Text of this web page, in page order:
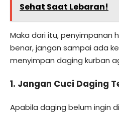
Sehat Saat Lebaran!
Maka dari itu, penyimpanan
benar, jangan sampai ada
menyimpan daging kurban
1. Jangan Cuci Daging
Apabila daging belum ingin